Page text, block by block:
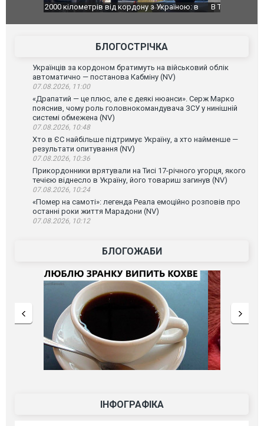
В Таїланді футболіст загинув від удару
постраждали. ВІДЕО
БЛОГОСТРІЧКА
Українців за кордоном братимуть на військовий облік
автоматично — постанова Кабміну (NV)
07.08.2026, 11:00
«Драпатий — це плюс, але є деякі нюанси». Серж Марко
пояснив, чому роль головнокомандувача ЗСУ у нинішній
системі обмежена (NV)
07.08.2026, 10:48
Хто в ЄС найбільше підтримує Україну, а хто найменше —
результати опитування (NV)
07.08.2026, 10:36
Прикордонники врятували на Тисі 17-річного угорця, якого
течією віднесло в Україну, його товариш загинув (NV)
07.08.2026, 10:24
«Помер на самоті»: легенда Реала емоційно розповів про
останні роки життя Марадони (NV)
07.08.2026, 10:12
БЛОГОЖАБИ
ІНФОГРАФІКА